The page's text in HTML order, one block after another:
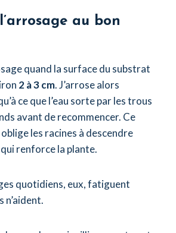
au bon
quand la surface du substrat
2 à 3 cm. J’arrose alors
ce que l’eau sorte par les trous
avant de recommencer. Ce
les racines à descendre
qui renforce la plante.
quotidiens, eux, fatiguent
n’aident.